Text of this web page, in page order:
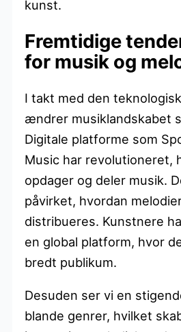
kunst.
Fremtidige
for musik og
I takt med den
ændrer musiklandskabet
Digitale platforme som
Music har revolutioneret,
opdager og deler musik.
påvirket, hvordan
distribueres. Kunstnere
en global platform, hvor
bredt publikum.
Desuden ser vi en
blande genrer, hvilket